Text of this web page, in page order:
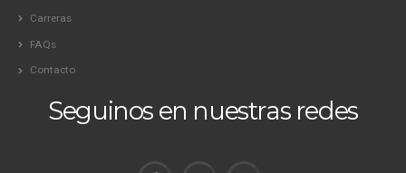
Carreras
FAQs
Contacto
Seguinos en nuestras redes